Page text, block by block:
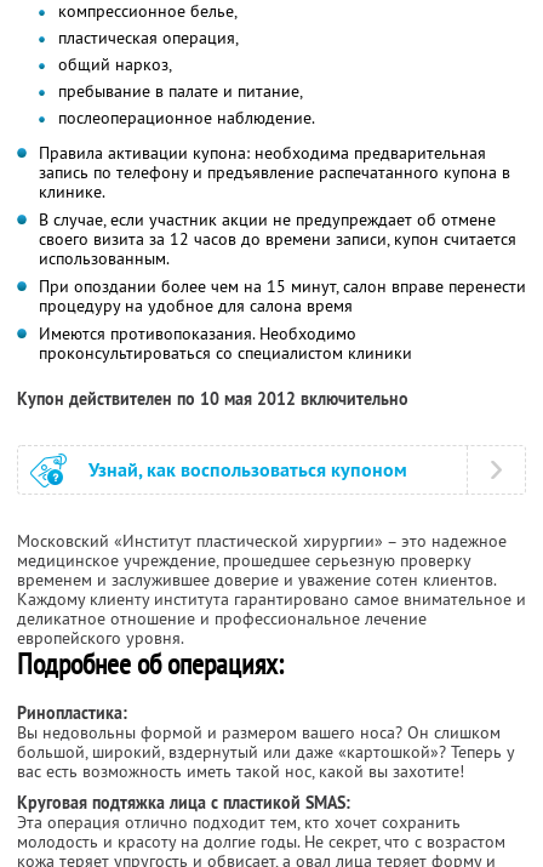
компрессионное белье,
пластическая операция,
общий наркоз,
пребывание в палате и питание,
послеоперационное наблюдение.
Правила активации купона: необходима предварительная
запись по телефону и предъявление распечатанного купона в
клинике.
В случае, если участник акции не предупреждает об отмене
своего визита за 12 часов до времени записи, купон считается
использованным.
При опоздании более чем на 15 минут, салон вправе перенести
процедуру на удобное для салона время
Имеются противопоказания. Необходимо
проконсультироваться со специалистом клиники
Купон действителен по 10 мая 2012 включительно
Узнай, как воспользоваться купоном
Московский «Институт пластической хирургии» – это надежное
медицинское учреждение, прошедшее серьезную проверку
временем и заслужившее доверие и уважение сотен клиентов.
Каждому клиенту института гарантировано самое внимательное и
деликатное отношение и профессиональное лечение
европейского уровня.
Подробнее об операциях:
Ринопластика:
Вы недовольны формой и размером вашего носа? Он слишком
большой, широкий, вздернутый или даже «картошкой»? Теперь у
вас есть возможность иметь такой нос, какой вы захотите!
Круговая подтяжка лица с пластикой SMAS:
Эта операция отлично подходит тем, кто хочет сохранить
молодость и красоту на долгие годы. Не секрет, что с возрастом
кожа теряет упругость и обвисает, а овал лица теряет форму и